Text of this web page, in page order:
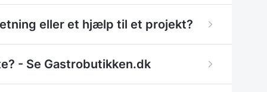
eller et hjælp til et projekt?
- Se Gastrobutikken.dk